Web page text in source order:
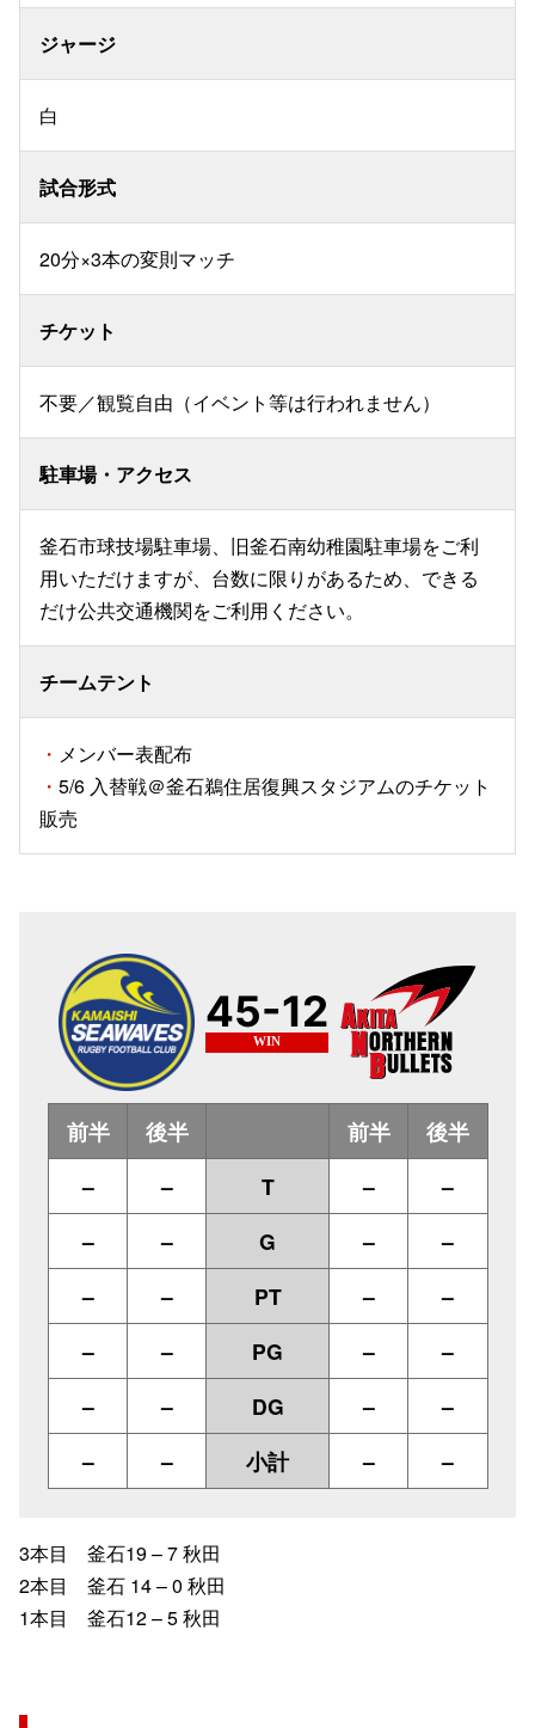
ジャージ
白
試合形式
20分×3本の変則マッチ
チケット
不要／観覧自由（イベント等は行われません）
駐車場・アクセス
釜石市球技場駐車場、旧釜石南幼稚園駐車場をご利
用いただけますが、台数に限りがあるため、できる
だけ公共交通機関をご利用ください。
チームテント
・ メンバー表配布
・ 5/6 入替戦＠釜石鵜住居復興スタジアムのチケット
販売
45-12
WIN
前半 後半 前半
後半
–
– T –
–
–
– G –
–
–
– PT –
–
–
– PG –
–
–
– DG –
–
–
– 小計 – –
3本目 釜石19 – 7 秋田
2本目 釜石 14 – 0 秋田
1本目 釜石12 – 5 秋田